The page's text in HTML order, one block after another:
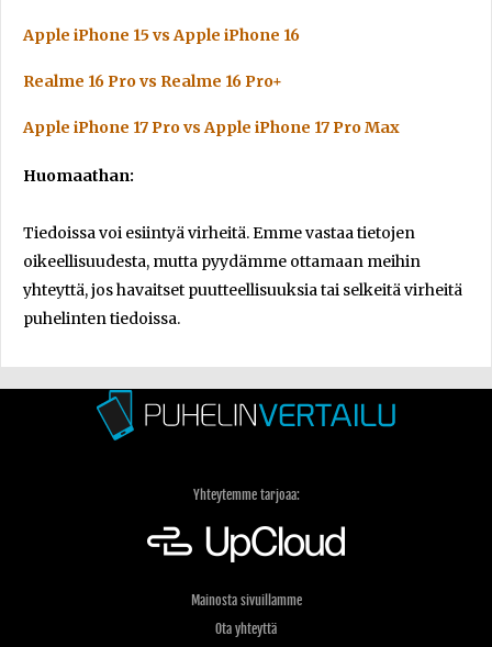
Apple iPhone 15 vs Apple iPhone 16
Realme 16 Pro vs Realme 16 Pro+
Apple iPhone 17 Pro vs Apple iPhone 17 Pro Max
Huomaathan:
Tiedoissa voi esiintyä virheitä. Emme vastaa tietojen
oikeellisuudesta, mutta pyydämme ottamaan meihin
yhteyttä, jos havaitset puutteellisuuksia tai selkeitä virheitä
puhelinten tiedoissa.
Yhteytemme tarjoaa:
Mainosta sivuillamme
Ota yhteyttä